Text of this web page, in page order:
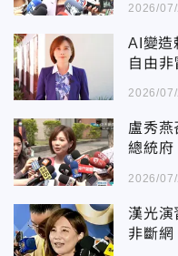
2026/
AI變
自由非
2026/
盧秀
總統府
2026/
漢光
非斷網